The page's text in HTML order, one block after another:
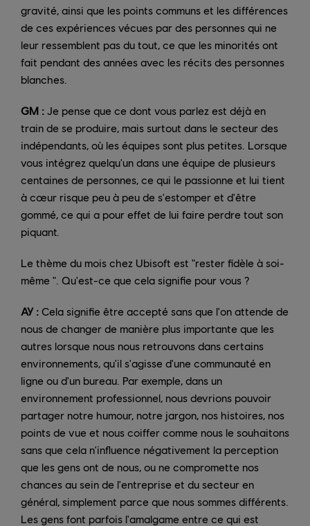
gravité, ainsi que les points communs et les différences
de ces expériences vécues par des personnes qui ne
leur ressemblent pas du tout, ce que les minorités ont
fait pendant des années avec les récits des personnes
blanches.
GM : Je pense que ce dont vous parlez est déjà en
train de se produire, mais surtout dans le secteur des
indépendants, où les équipes sont plus petites. Lorsque
vous intégrez quelqu'un dans une équipe de plusieurs
centaines de personnes, ce qui le passionne et lui tient
à cœur risque peu à peu de s'estomper et d'être
gommé, ce qui a pour effet de lui faire perdre tout son
piquant.
Le thème du mois chez Ubisoft est "rester fidèle à soi-
même ". Qu'est-ce que cela signifie pour vous ?
AY : Cela signifie être accepté sans que l'on attende de
nous de changer de manière plus importante que les
autres lorsque nous nous retrouvons dans certains
environnements, qu'il s'agisse d'une communauté en
ligne ou d'un bureau. Par exemple, dans un
environnement professionnel, nous devrions pouvoir
partager notre humour, notre jargon, nos histoires, nos
points de vue et nous coiffer comme nous le souhaitons
sans que cela n'influence négativement la perception
que les gens ont de nous, ou ne compromette nos
chances au sein de l'entreprise et du secteur en
général, simplement parce que nous sommes différents.
Les gens font parfois l'amalgame entre ce qui est